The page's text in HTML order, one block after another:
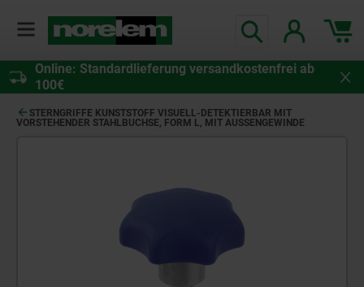
Online: Standardlieferung versandkostenfrei ab
100€
STERNGRIFFE KUNSTSTOFF VISUELL-DETEKTIERBAR MIT
VORSTEHENDER STAHLBUCHSE, FORM L, MIT AUSSENGEWINDE